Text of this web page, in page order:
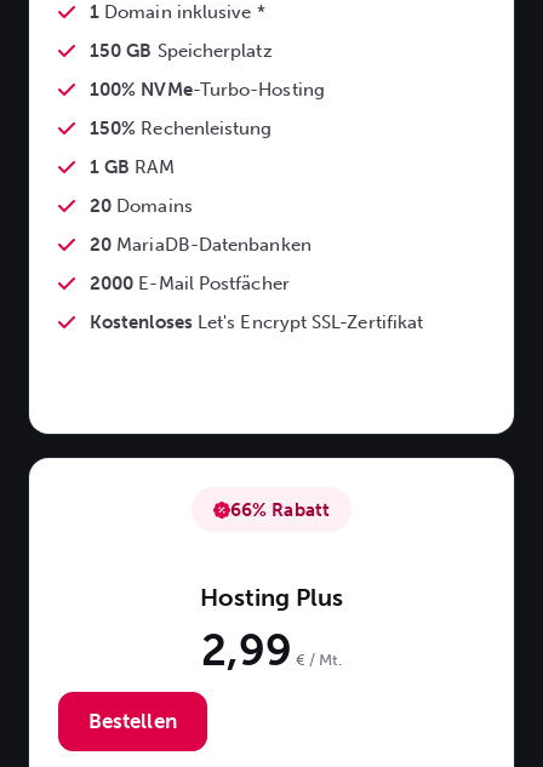
1 Domain inklusive *
150 GB Speicherplatz
100% NVMe-Turbo-Hosting
150% Rechenleistung
1 GB RAM
20 Domains
20 MariaDB-Datenbanken
2000 E-Mail Postfächer
Kostenloses Let's Encrypt SSL-Zertifikat
66% Rabatt
Hosting Plus
2,99 € / Mt.
Bestellen